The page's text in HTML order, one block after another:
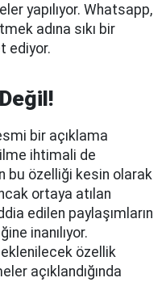
yapılıyor. Whatsapp,
adına sıkı bir
ediyor.
bir açıklama
ihtimali de
bu özelliği kesin olarak
ortaya atılan
edilen paylaşımların
inanılıyor.
özellik
açıklandığında